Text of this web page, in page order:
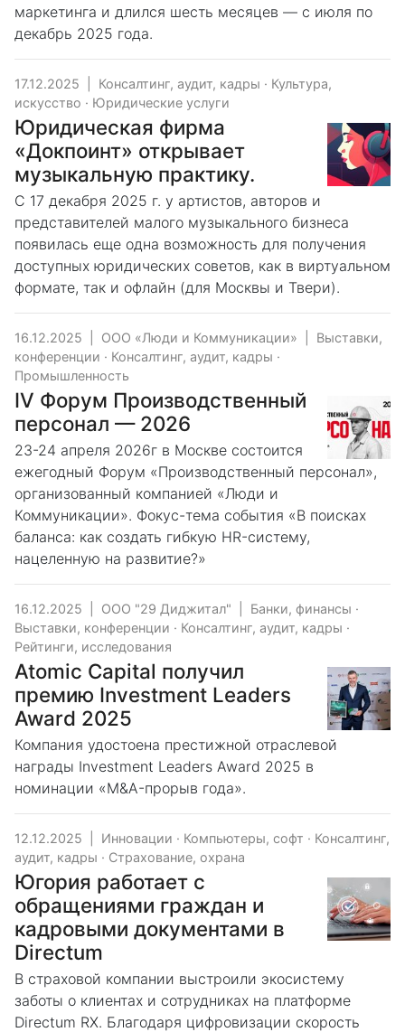
маркетинга и длился шесть месяцев — с июля по
декабрь 2025 года.
17.12.2025 Консалтинг, аудит, кадры · Культура,
искусство · Юридические услуги
Юридическая фирма
«Докпоинт» открывает
музыкальную практику.
С 17 декабря 2025 г. у артистов, авторов и
представителей малого музыкального бизнеса
появилась еще одна возможность для получения
доступных юридических советов, как в виртуальном
формате, так и офлайн (для Москвы и Твери).
16.12.2025 ООО «Люди и Коммуникации»
Выставки,
конференции · Консалтинг, аудит, кадры ·
Промышленность
IV Форум Производственный
персонал — 2026
23-24 апреля 2026г в Москве состоится
ежегодный Форум «Производственный персонал»,
организованный компанией «Люди и
Коммуникации». Фокус-тема события «В поисках
баланса: как создать гибкую HR-систему,
нацеленную на развитие?»
16.12.2025 ООО "29 Диджитал" Банки, финансы ·
Выставки, конференции · Консалтинг, аудит, кадры ·
Рейтинги, исследования
Atomic Capital получил
премию Investment Leaders
Award 2025
Компания удостоена престижной отраслевой
награды Investment Leaders Award 2025 в
номинации «M&A-прорыв года».
12.12.2025 Инновации · Компьютеры, софт · Консалтинг,
аудит, кадры · Страхование, охрана
Югория работает с
обращениями граждан и
кадровыми документами в
Directum
В страховой компании выстроили экосистему
заботы о клиентах и сотрудниках на платформе
Directum RX. Благодаря цифровизации скорость